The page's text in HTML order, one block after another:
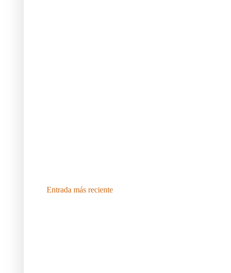
Entrada más reciente